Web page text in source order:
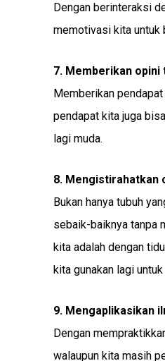
Dengan berinteraksi
memotivasi kita untuk
7. Memberikan
Memberikan
pendapat kita juga
lagi muda.
8. Mengistirahatkan
Bukan hanya tubuh
sebaik-baiknya tanpa
kita adalah dengan
kita gunakan lagi
9. Mengaplikasikan
Dengan
walaupun kita masih